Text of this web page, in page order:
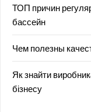
ТОП причин
бассейн
Чем полезны
Як знайти
бізнесу